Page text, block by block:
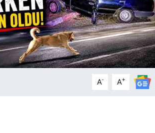
A- A+